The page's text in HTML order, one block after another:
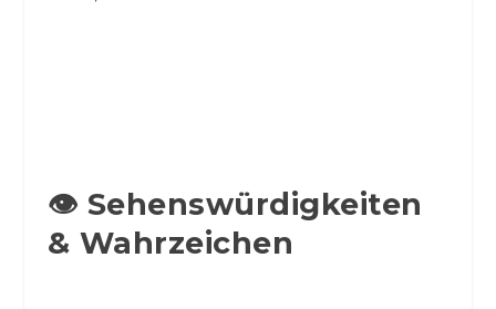
👁️ Sehenswürdigkeiten
& Wahrzeichen